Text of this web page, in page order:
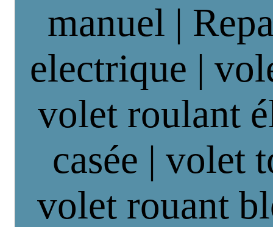
manuel |
electrique |
volet roulant
casée | volet
volet rouant